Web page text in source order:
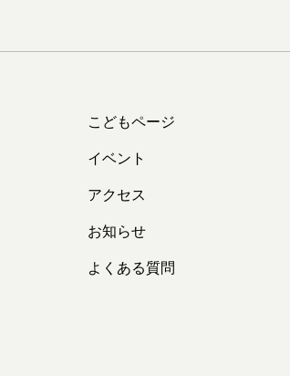
こどもページ
イベント
アクセス
お知らせ
よくある質問